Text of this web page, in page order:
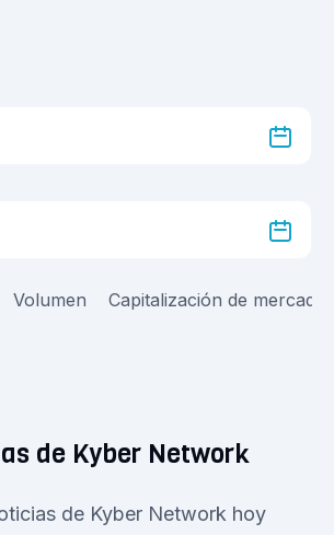
Volumen Capitalización de mercado
de Kyber Network
de Kyber Network hoy